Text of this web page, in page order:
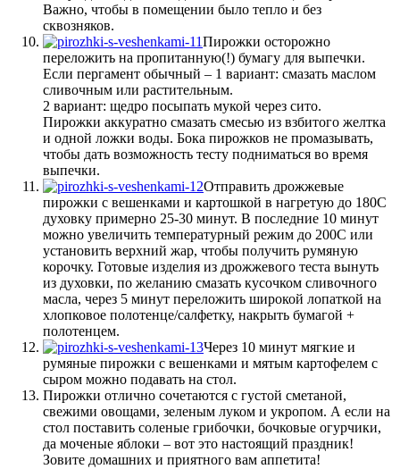
Важно, чтобы в помещении было тепло и без
сквозняков.
Пирожки осторожно
переложить на пропитанную(!) бумагу для выпечки.
Если пергамент обычный – 1 вариант: смазать маслом
сливочным или растительным.
2 вариант: щедро посыпать мукой через сито.
Пирожки аккуратно смазать смесью из взбитого желтка
и одной ложки воды. Бока пирожков не промазывать,
чтобы дать возможность тесту подниматься во время
выпечки.
Отправить дрожжевые
пирожки с вешенками и картошкой в нагретую до 180С
духовку примерно 25-30 минут. В последние 10 минут
можно увеличить температурный режим до 200С или
установить верхний жар, чтобы получить румяную
корочку. Готовые изделия из дрожжевого теста вынуть
из духовки, по желанию смазать кусочком сливочного
масла, через 5 минут переложить широкой лопаткой на
хлопковое полотенце/салфетку, накрыть бумагой +
полотенцем.
Через 10 минут мягкие и
румяные пирожки с вешенками и мятым картофелем с
сыром можно подавать на стол.
Пирожки отлично сочетаются с густой сметаной,
свежими овощами, зеленым луком и укропом. А если на
стол поставить соленые грибочки, бочковые огурчики,
да моченые яблоки – вот это настоящий праздник!
Зовите домашних и приятного вам аппетита!